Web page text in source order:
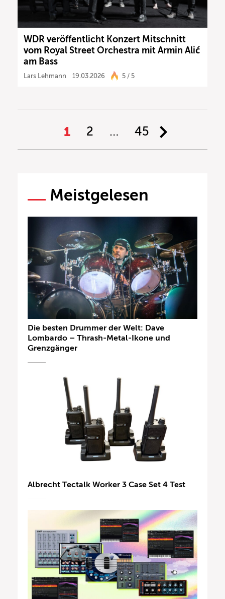
WDR veröffentlicht Konzert Mitschnitt
vom Royal Street Orchestra mit Armin Alić
am Bass
Lars Lehmann 19.03.2026 5 / 5
1 2 … 45
Meistgelesen
Die besten Drummer der Welt: Dave
Lombardo – Thrash-Metal-Ikone und
Grenzgänger
Albrecht Tectalk Worker 3 Case Set 4 Test